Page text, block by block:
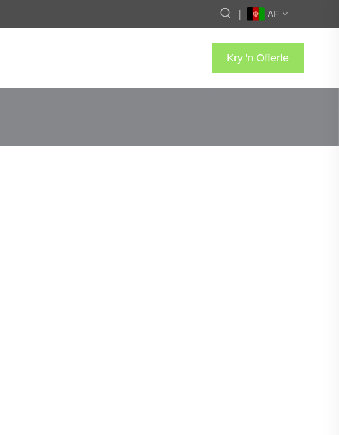
AF
Kry 'n Offerte